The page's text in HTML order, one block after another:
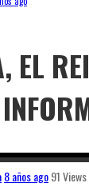
EL
8 años ago91 Views